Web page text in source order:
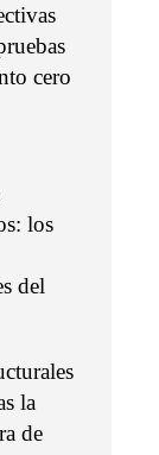
cero
los
del
la
de